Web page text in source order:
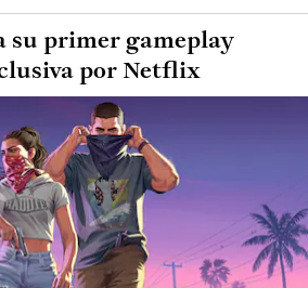
su primer gameplay
por Netflix